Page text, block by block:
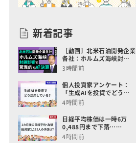
新着記事
［動画］北米石油開発企業
各社：ホルムズ海峡封…
3時間前
個人投資家アンケート：
「生成AIを投資でどう…
4時間前
日経平均株価は一時6万
0,488円まで下落……
4時間前